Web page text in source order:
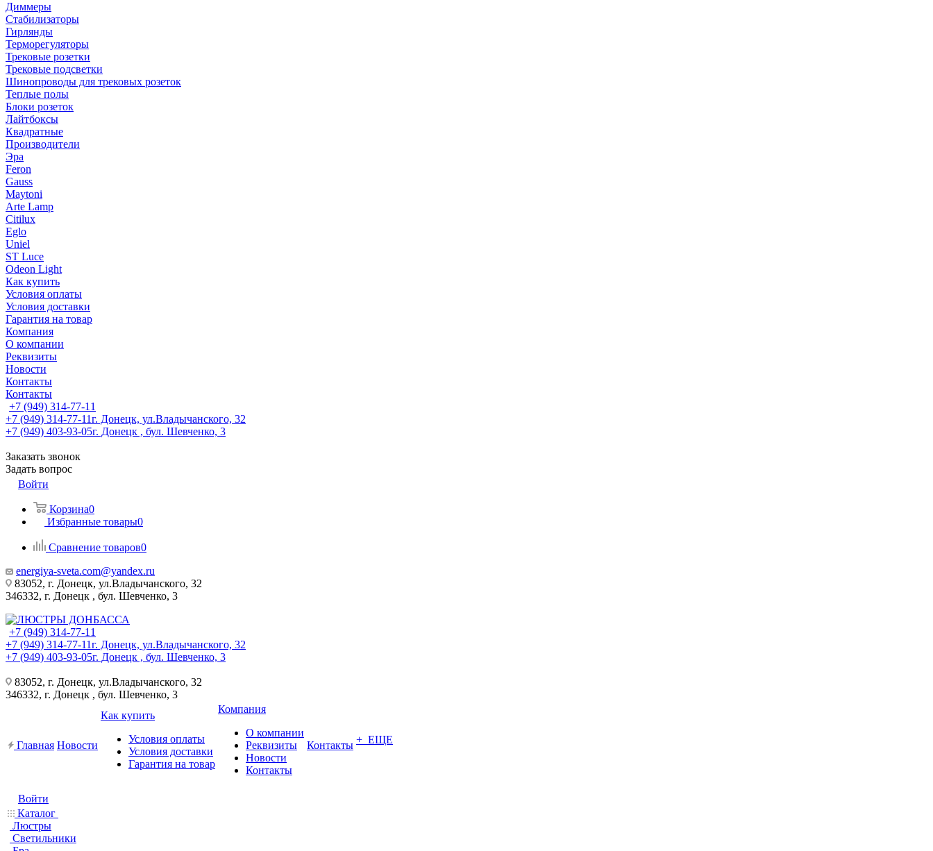
Диммеры
Стабилизаторы
Гирлянды
Терморегуляторы
Трековые розетки
Трековые подсветки
Шинопроводы для трековых розеток
Теплые полы
Блоки розеток
Лайтбоксы
Квадратные
Производители
Эра
Feron
Gauss
Maytoni
Arte Lamp
Citilux
Eglo
Uniel
ST Luce
Odeon Light
Как купить
Условия оплаты
Условия доставки
Гарантия на товар
Компания
О компании
Реквизиты
Новости
Контакты
Контакты
+7 (949) 314-77-11
+7 (949) 314-77-11г. Донецк, ул.Владычанского, 32
+7 (949) 403-93-05г. Донецк , бул. Шевченко, 3
Заказать звонок
Задать вопрос
Войти
Корзина0
Избранные товары0
Сравнение товаров0
energiya-sveta.com@yandex.ru
83052, г. Донецк, ул.Владычанского, 32
346332, г. Донецк , бул. Шевченко, 3
+7 (949) 314-77-11
+7 (949) 314-77-11г. Донецк, ул.Владычанского, 32
+7 (949) 403-93-05г. Донецк , бул. Шевченко, 3
83052, г. Донецк, ул.Владычанского, 32
346332, г. Донецк , бул. Шевченко, 3
Главная Новости
Как купить
Условия оплаты
Условия доставки
Гарантия на товар
Компания
О компании
Реквизиты
Новости
Контакты
Контакты + ЕЩЕ
Войти
Каталог
Люстры
Светильники